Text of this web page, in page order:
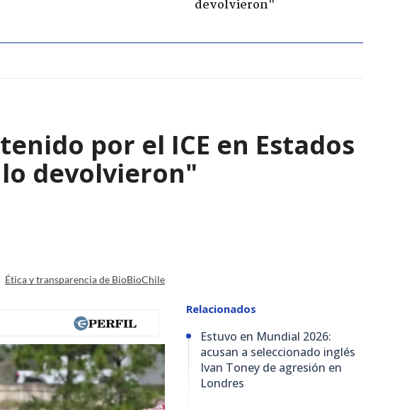
devolvieron"
por el ICE en Estados
devolvieron"
Ética y transparencia de BioBioChile
Relacionados
Estuvo en Mundial 2026:
acusan a seleccionado inglés
Ivan Toney de agresión en
Londres